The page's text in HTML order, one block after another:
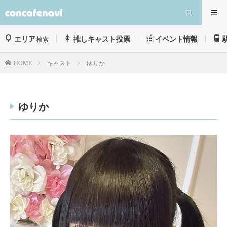
エリア検索 推しキャスト投票 イベント情報
HOME キャスト ゆりか
ゆりか